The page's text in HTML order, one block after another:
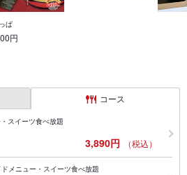
ぱ
円
コース
スイーツ食べ放題
3,890円 （税込）
メニュー・スイーツ食べ放題